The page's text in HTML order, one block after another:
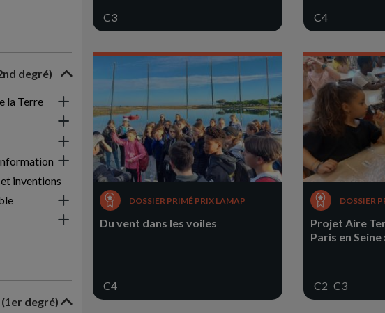
degré)
la Terre
inventions
degré)
C3 C4
DOSSIER PRIMÉ PRIX LAMAP
Du vent dans les voiles
C4
DOSSIER
Projet Aire
Paris en Seine
C2 C3